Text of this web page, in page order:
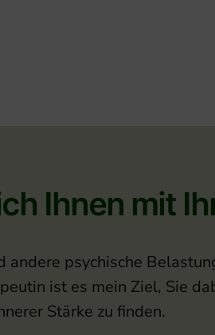
Ihnen mit
andere psychische
ist es mein Ziel, Sie
Stärke zu finden.